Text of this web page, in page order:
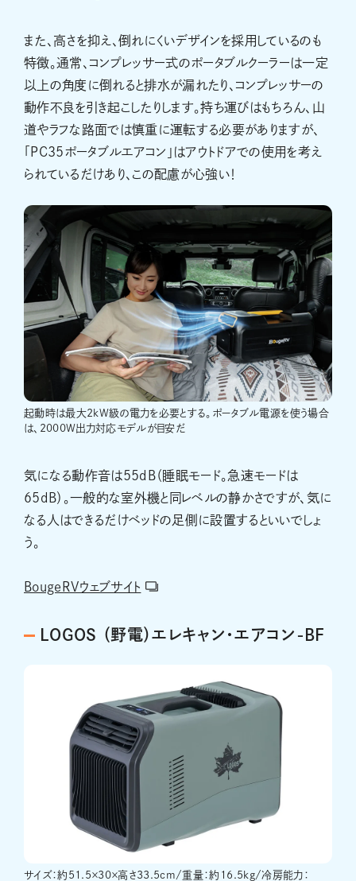
また、高さを抑え、倒れにくいデザインを採用しているのも
特徴。通常、コンプレッサー式のポータブルクーラーは一定
以上の角度に倒れると排水が漏れたり、コンプレッサーの
動作不良を引き起こしたりします。持ち運びはもちろん、山
道やラフな路面では慎重に運転する必要がありますが、
「PC35ポータブルエアコン」はアウトドアでの使用を考え
られているだけあり、この配慮が心強い！
起動時は最大2kW級の電力を必要とする。ポータブル電源を使う場合
は、2000W出力対応モデルが目安だ
気になる動作音は55dB（睡眠モード。急速モードは
65dB）。一般的な室外機と同レベルの静かさですが、気に
なる人はできるだけベッドの足側に設置するといいでしょ
う。
BougeRVウェブサイト
LOGOS （野電）エレキャン・エアコン-BF
サイズ：約51.5×30×高さ33.5cm/重量：約16.5kg/冷房能力：